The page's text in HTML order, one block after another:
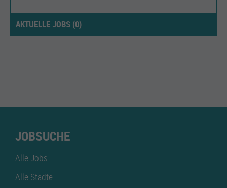
AKTUELLE JOBS (0)
JOBSUCHE
Alle Jobs
Alle Städte